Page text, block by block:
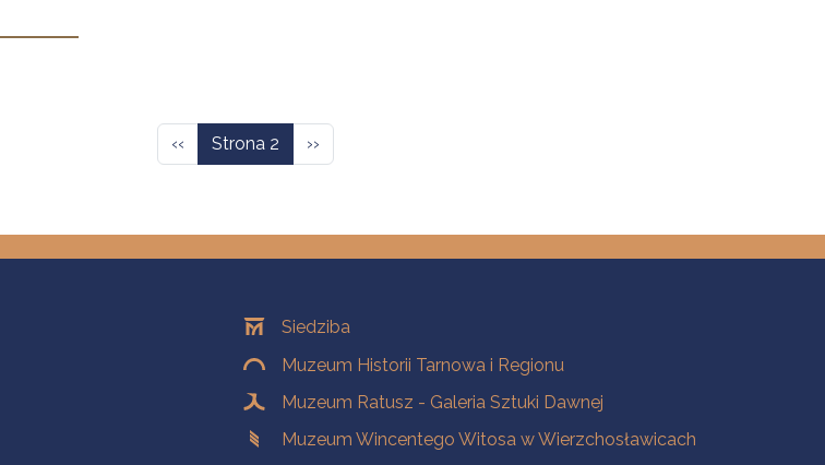
Poprzednia strona
‹‹ Strona 2 Następna strona
››
OddziałySiedziba
Muzeum Historii Tarnowa i Regionu
Muzeum Ratusz - Galeria Sztuki Dawnej
Muzeum Wincentego Witosa w Wierzchosławicach